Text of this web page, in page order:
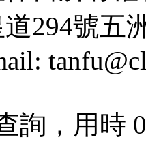
294號五
詢，用時